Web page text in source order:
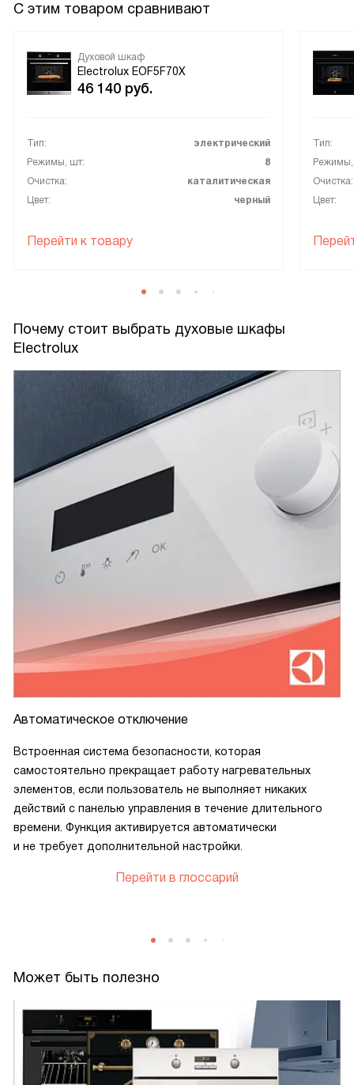
С этим товаром сравнивают
Духовой шкаф
Electrolux EOF5F70X
46 140 руб.
Тип:
электрический
Режимы, шт:
8
Очистка:
каталитическая
Цвет:
черный
Перейти к товару
Тип:
Очистка:
Цвет:
Почему стоит выбрать духовые шкафы
Electrolux
Автоматическое отключение
Встроенная система безопасности, которая
самостоятельно прекращает работу нагревательных
элементов, если пользователь не выполняет никаких
действий с панелью управления в течение длительного
времени. Функция активируется автоматически
и не требует дополнительной настройки.
Перейти в глоссарий
Может быть полезно